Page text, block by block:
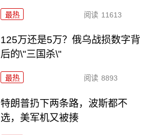
最热 阅读 11613
125万还是5万？俄乌战损数字背
后的\"三国杀\"
最热 阅读 8893
特朗普扔下两条路，波斯都不
选，美军机又被揍